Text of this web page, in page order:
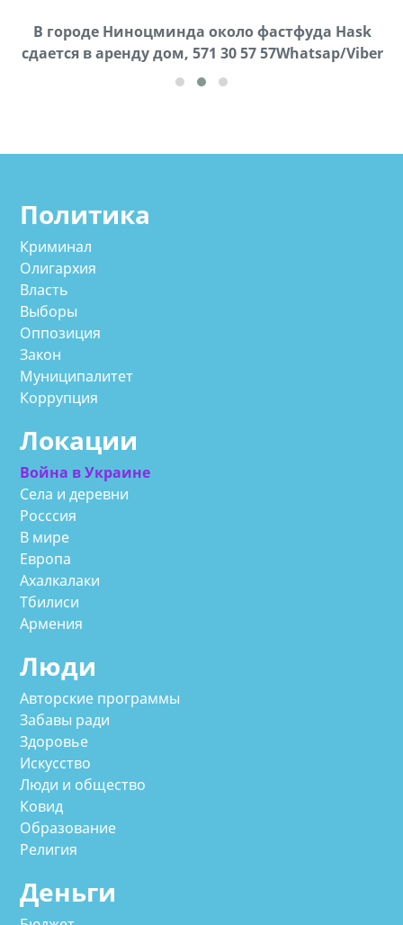
В городе Ниноцминда около фастфуда Hask
cдается в аренду дом, 571 30 57 57Whatsap/Viber
Продается машина марки Prado,571 30 57
57Whatsap/Viber
Политика
Криминал
Олигархия
Власть
Выборы
Оппозиция
Закон
Муниципалитет
Коррупция
Локации
Война в Украине
Села и деревни
Росссия
В мире
Европа
Ахалкалаки
Тбилиси
Армения
Люди
Авторские программы
Забавы ради
Здоровье
Искусство
Люди и общество
Ковид
Образование
Религия
Деньги